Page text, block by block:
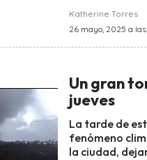
Katherine Torres
26 mayo, 2025 a las
Un gran
jueves
La tarde de
fenómeno
la ciudad,